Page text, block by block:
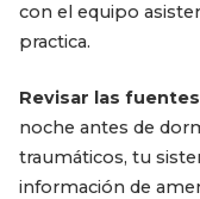
con el equipo
practica.
Revisar las
noche antes de
traumáticos, tu
información de